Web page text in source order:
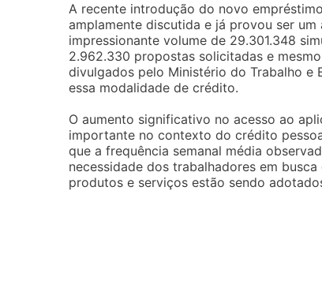
A recente introdução do novo
amplamente discutida e já provou ser
impressionante volume de 29.301.348
2.962.330 propostas solicitadas e
divulgados pelo Ministério do Trabalho e
essa modalidade de crédito.
O aumento significativo no acesso ao
importante no contexto do crédito
que a frequência semanal média
necessidade dos trabalhadores em
produtos e serviços estão sendo